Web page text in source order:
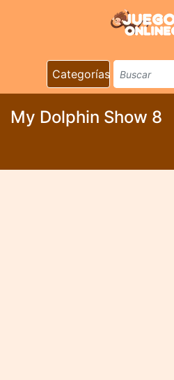
Categorías
My Dolphin Show 8